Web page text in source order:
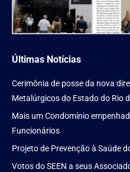
Últimas Notícias
Cerimônia de posse da nova
Metalúrgicos do Estado do Rio
Mais um Condomínio
Funcionários
Projeto de Prevenção à Saúde
Votos do SEEN a seus